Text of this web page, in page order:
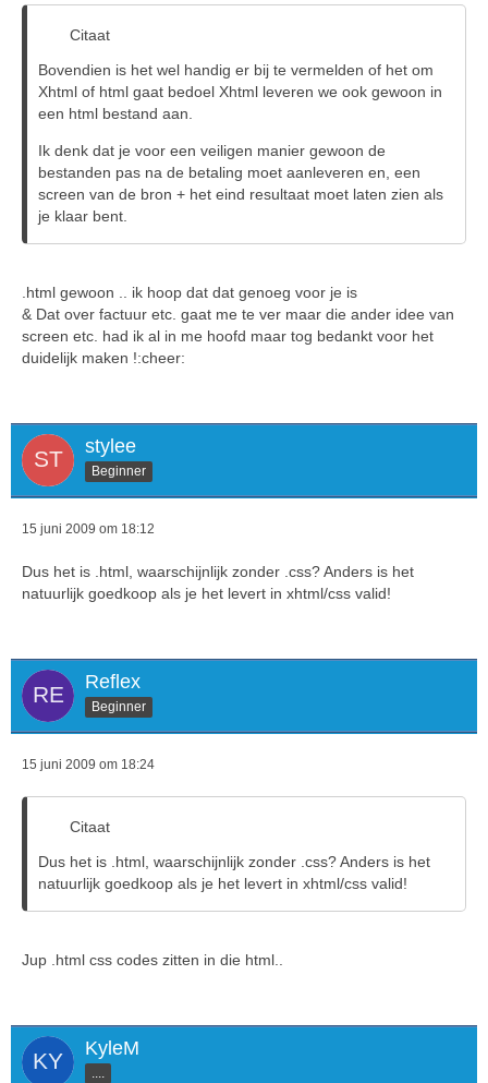
Citaat
Bovendien is het wel handig er bij te vermelden of het om
Xhtml of html gaat bedoel Xhtml leveren we ook gewoon in
een html bestand aan.
Ik denk dat je voor een veiligen manier gewoon de
bestanden pas na de betaling moet aanleveren en, een
screen van de bron + het eind resultaat moet laten zien als
je klaar bent.
.html gewoon .. ik hoop dat dat genoeg voor je is
& Dat over factuur etc. gaat me te ver maar die ander idee van
screen etc. had ik al in me hoofd maar tog bedankt voor het
duidelijk maken !:cheer:
stylee
Beginner
15 juni 2009 om 18:12
Dus het is .html, waarschijnlijk zonder .css? Anders is het
natuurlijk goedkoop als je het levert in xhtml/css valid!
Reflex
Beginner
15 juni 2009 om 18:24
Citaat
Dus het is .html, waarschijnlijk zonder .css? Anders is het
natuurlijk goedkoop als je het levert in xhtml/css valid!
Jup .html css codes zitten in die html..
KyleM